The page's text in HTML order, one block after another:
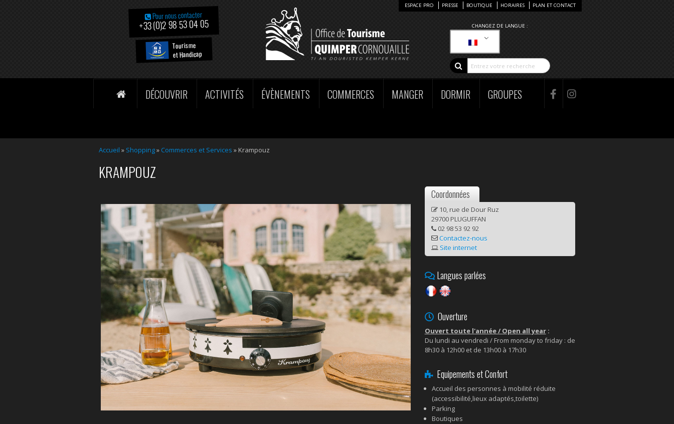
Pour nous contacter
+33 (0)2 98 53 04 05
Tourisme
et Handicap
CHANGEZ DE LANGUE :
ESPACE PRO PRESSE BOUTIQUE HORAIRES PLAN ET CONTACT
DÉCOUVRIR ACTIVITÉS ÉVÈNEMENTS COMMERCES MANGER DORMIR GROUPES
Accueil » Shopping» Commerces et Services » Krampouz
KRAMPOUZ
Coordonnées
10, rue de Dour Ruz
29700 PLUGUFFAN
02 98 53 92 92
Contactez-nous
Site internet
Langues parlées
Ouverture
Ouvert toute l'année / Open all year:
Du lundi au vendredi / From monday to friday : de
8h30 à 12h00 et de 13h00 à 17h30
Equipements et Confort
Accueil des personnes à mobilité réduite
(accessibilité,lieux adaptés,toilette)
Parking
Boutiques